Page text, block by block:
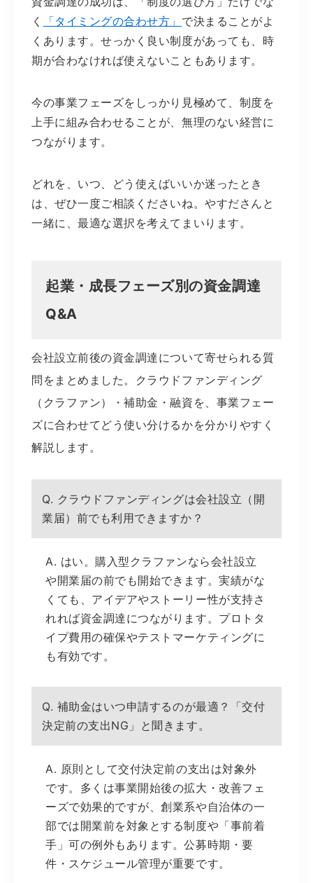
く
「タイミングの合わせ方」 で決まることがよ
くあります。せっかく良い制度があっても、時
期が合わなければ使えないこともあります。
今の事業フェーズをしっかり見極めて、制度を
上手に組み合わせることが、無理のない経営に
つながります。
どれを、いつ、どう使えばいいか迷ったとき
は、ぜひ一度ご相談くださいね。やすださんと
一緒に、最適な選択を考えてまいります。
起業・成長フェーズ別の資金調達
Q&A
会社設立前後の資金調達について寄せられる質
問をまとめました。クラウドファンディング
（クラファン）・補助金・融資を、事業フェー
ズに合わせてどう使い分けるかを分かりやすく
解説します。
Q. クラウドファンディングは会社設立（開
業届）前でも利用できますか？
A. はい。購入型クラファンなら会社設立
や開業届の前でも開始できます。実績がな
くても、アイデアやストーリー性が支持さ
れれば資金調達につながります。プロトタ
イプ費用の確保やテストマーケティングに
も有効です。
Q. 補助金はいつ申請するのが最適？「交付
決定前の支出NG」と聞きます。
A. 原則として交付決定前の支出は対象外
です。多くは事業開始後の拡大・改善フェ
ーズで効果的ですが、創業系や自治体の一
部では開業前を対象とする制度や「事前着
手」可の例外もあります。公募時期・要
件・スケジュール管理が重要です。